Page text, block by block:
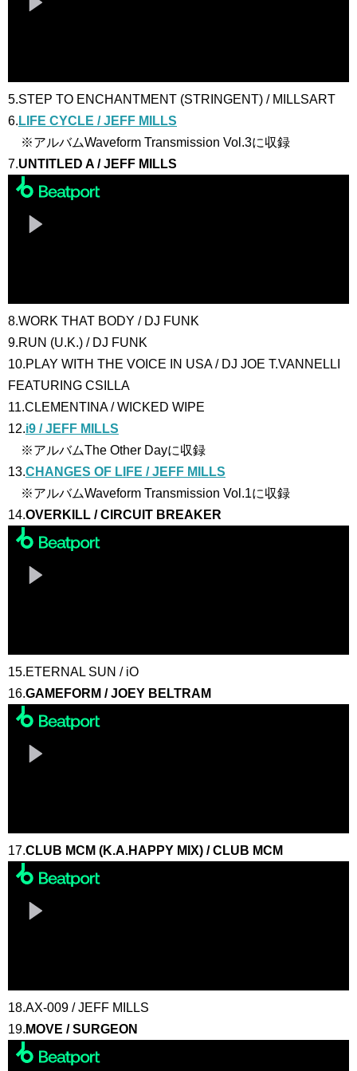
5.STEP TO ENCHANTMENT (STRINGENT) / MILLSART
6. LIFE CYCLE / JEFF MILLS
※アルバムWaveform Transmission Vol.3に収録
7.UNTITLED A / JEFF MILLS
8.WORK THAT BODY / DJ FUNK
9.RUN (U.K.) / DJ FUNK
10.PLAY WITH THE VOICE IN USA / DJ JOE T.VANNELLI
FEATURING CSILLA
11.CLEMENTINA / WICKED WIPE
12.i9 / JEFF MILLS
※アルバムThe Other Dayに収録
13.CHANGES OF LIFE / JEFF MILLS
※アルバムWaveform Transmission Vol.1に収録
14.OVERKILL / CIRCUIT BREAKER
15.ETERNAL SUN / iO
16.GAMEFORM / JOEY BELTRAM
17.CLUB MCM (K.A.HAPPY MIX) / CLUB MCM
18.AX-009 / JEFF MILLS
19. MOVE / SURGEON